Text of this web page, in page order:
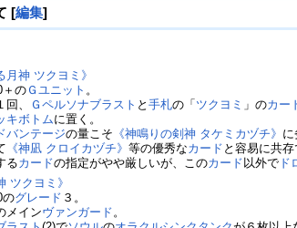
[編集]
月神 ツクヨミ》
＋の Ｇユニット 。
回、 Ｇペルソナブラスト と手札の「 ツクヨミ 」のカー
キボトムに置く。
バンテージの量こそ 《神鳴りの剣神 タケミカヅチ》 に
《神凪 クロイカヅチ》等の優秀なカード と容易に共存
るカードの指定がやや厳しいが、このカード 以外で ド
ツクヨミ》
のグレード ３。
メインヴァンガード。